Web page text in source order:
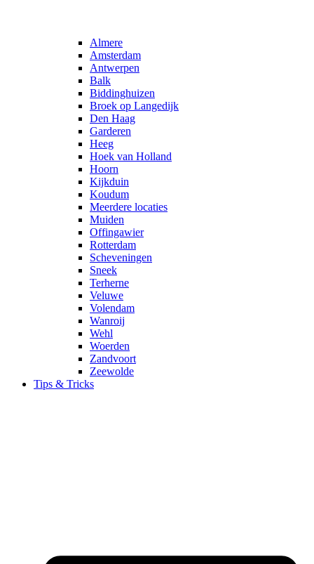
Almere
Amsterdam
Antwerpen
Balk
Biddinghuizen
Broek op Langedijk
Den Haag
Garderen
Heeg
Hoek van Holland
Hoorn
Kijkduin
Koudum
Meerdere locaties
Muiden
Offingawier
Rotterdam
Scheveningen
Sneek
Terherne
Veluwe
Volendam
Wanroij
Wehl
Woerden
Zandvoort
Zeewolde
Tips & Tricks